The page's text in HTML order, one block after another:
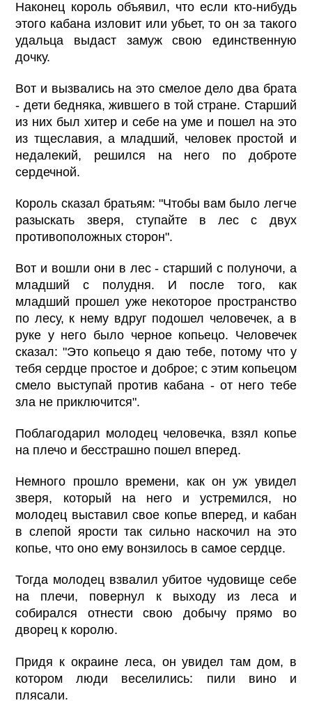
Наконец король объявил, что если кто-нибудь
этого кабана изловит или убьет, то он за такого
удальца выдаст замуж свою единственную
дочку.
Вот и вызвались на это смелое дело два брата
- дети бедняка, жившего в той стране. Старший
из них был хитер и себе на уме и пошел на это
из тщеславия, а младший, человек простой и
недалекий, решился на него по доброте
сердечной.
Король сказал братьям: "Чтобы вам было легче
разыскать зверя, ступайте в лес с двух
противоположных сторон".
Вот и вошли они в лес - старший с полуночи, а
младший с полудня. И после того, как
младший прошел уже некоторое пространство
по лесу, к нему вдруг подошел человечек, а в
руке у него было черное копьецо. Человечек
сказал: "Это копьецо я даю тебе, потому что у
тебя сердце простое и доброе; с этим копьецом
смело выступай против кабана - от него тебе
зла не приключится".
Поблагодарил молодец человечка, взял копье
на плечо и бесстрашно пошел вперед.
Немного прошло времени, как он уж увидел
зверя, который на него и устремился, но
молодец выставил свое копье вперед, и кабан
в слепой ярости так сильно наскочил на это
копье, что оно ему вонзилось в самое сердце.
Тогда молодец взвалил убитое чудовище себе
на плечи, повернул к выходу из леса и
собирался отнести свою добычу прямо во
дворец к королю.
Придя к окраине леса, он увидел там дом, в
котором люди веселились: пили вино и
плясали.